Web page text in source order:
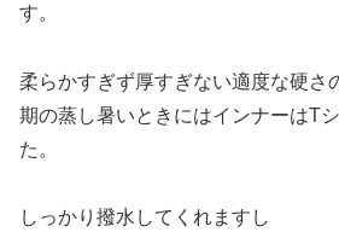
す。
柔らかすぎず厚すぎない適度な硬さ
期の蒸し暑いときにはインナーはT
た。
しっかり撥水してくれますし